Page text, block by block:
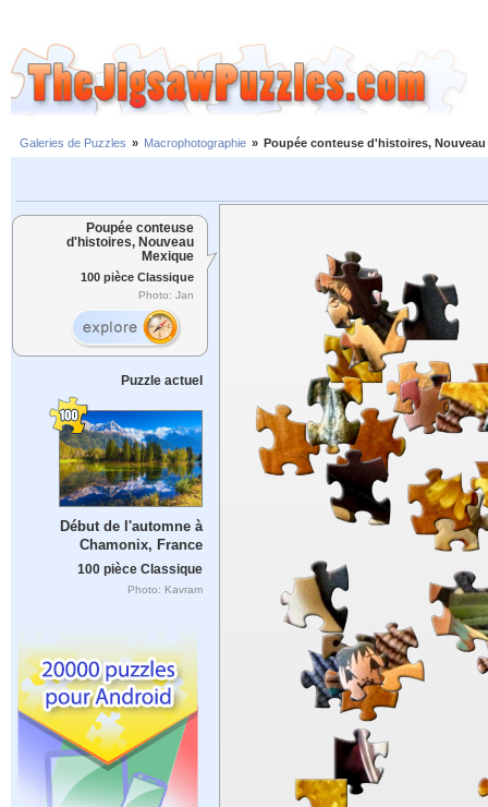
Galeries de Puzzles » Macrophotographie » Poupée conteuse d'histoires, Nouveau
Poupée conteuse
d'histoires, Nouveau
Mexique
100 pièce Classique
Photo: Jan
Puzzle actuel
Début de l'automne à
Chamonix, France
100 pièce Classique
Photo: Kavram